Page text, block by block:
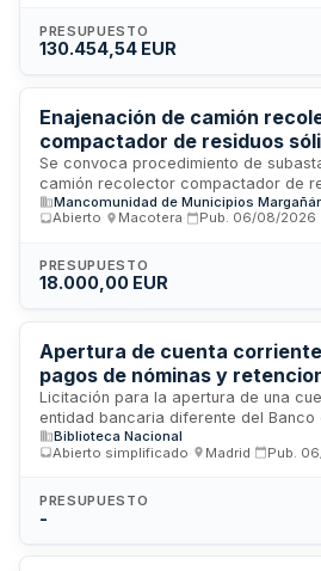
licitados por separado. La
mediante concurso de proyectos, y
contrato se rige por la Ley 9/2017
creación artística.
PRESUPUESTO
130.454,54 EUR
Enajenación de camión
compactador de residuos
Mancomunidad de
Se convoca procedimiento de
camión recolector compactador de
de la Mancomunidad de Municipios
procedimiento se rige por la Ley de
Pueden participar personas
o extranjeras, con plena capacidad
Mancomunidad de Municipios
Abierto
Macotera Pub. 06/08/2026
PRESUPUESTO
18.000,00 EUR
Apertura de cuenta
pagos de nóminas y
Biblioteca Nacional de
Licitación para la apertura de una
entidad bancaria diferente del Banco
gestionar los pagos de nóminas,
retenciones del personal de la
telemáticos, con énfasis en la
electrónicos para la emisión de
ambientalmente sostenible del
Biblioteca Nacional
Abierto simplificado
Madrid Pub.
PRESUPUESTO
-